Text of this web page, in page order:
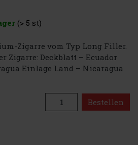
(> 5 st)
Zigarre vom Typ Long Filler.
Zigarre: Deckblatt – Ecuador
Einlage Land – Nicaragua
Bestellen